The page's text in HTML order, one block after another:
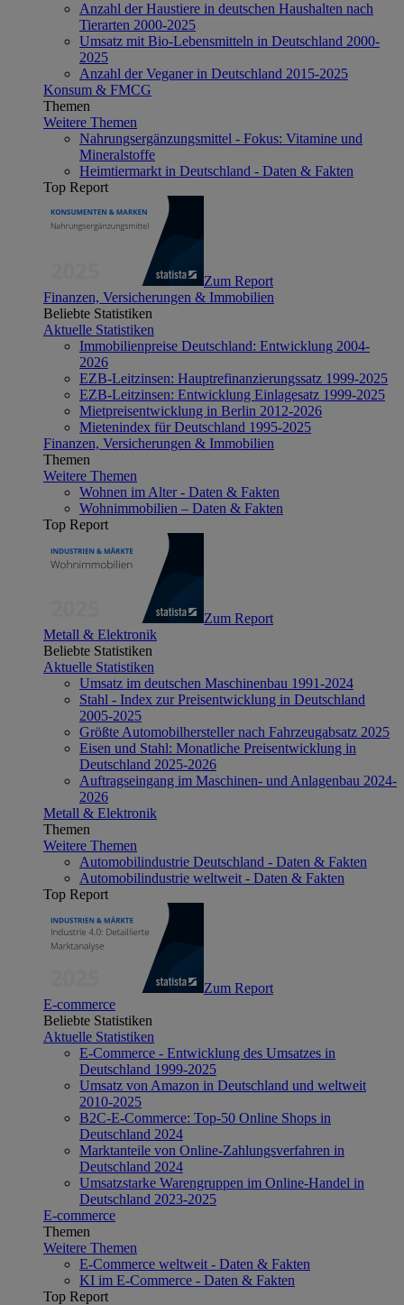
Anzahl der Haustiere in deutschen Haushalten nach
Tierarten 2000-2025
Umsatz mit Bio-Lebensmitteln in Deutschland 2000-
2025
Anzahl der Veganer in Deutschland 2015-2025
Konsum & FMCG
Themen
Weitere Themen
Nahrungsergänzungsmittel - Fokus: Vitamine und
Mineralstoffe
Heimtiermarkt in Deutschland - Daten & Fakten
Top Report
Zum Report
Finanzen, Versicherungen & Immobilien
Beliebte Statistiken
Aktuelle Statistiken
Immobilienpreise Deutschland: Entwicklung 2004-
2026
EZB-Leitzinsen: Hauptrefinanzierungssatz 1999-2025
EZB-Leitzinsen: Entwicklung Einlagesatz 1999-2025
Mietpreisentwicklung in Berlin 2012-2026
Mietenindex für Deutschland 1995-2025
Finanzen, Versicherungen & Immobilien
Themen
Weitere Themen
Wohnen im Alter - Daten & Fakten
Wohnimmobilien – Daten & Fakten
Top Report
Zum Report
Metall & Elektronik
Beliebte Statistiken
Aktuelle Statistiken
Umsatz im deutschen Maschinenbau 1991-2024
Stahl - Index zur Preisentwicklung in Deutschland
2005-2025
Größte Automobilhersteller nach Fahrzeugabsatz 2025
Eisen und Stahl: Monatliche Preisentwicklung in
Deutschland 2025-2026
Auftragseingang im Maschinen- und Anlagenbau 2024-
2026
Metall & Elektronik
Themen
Weitere Themen
Automobilindustrie Deutschland - Daten & Fakten
Automobilindustrie weltweit - Daten & Fakten
Top Report
Zum Report
E-commerce
Beliebte Statistiken
Aktuelle Statistiken
E-Commerce - Entwicklung des Umsatzes in
Deutschland 1999-2025
Umsatz von Amazon in Deutschland und weltweit
2010-2025
B2C-E-Commerce: Top-50 Online Shops in
Deutschland 2024
Marktanteile von Online-Zahlungsverfahren in
Deutschland 2024
Umsatzstarke Warengruppen im Online-Handel in
Deutschland 2023-2025
E-commerce
Themen
Weitere Themen
E-Commerce weltweit - Daten & Fakten
KI im E-Commerce - Daten & Fakten
Top Report